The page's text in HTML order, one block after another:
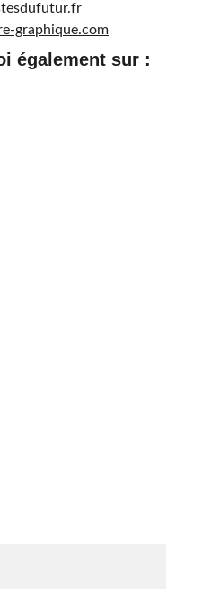
graphique.com
également sur :